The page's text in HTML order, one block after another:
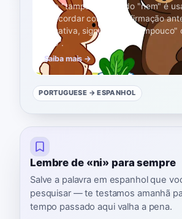
Use "tampoco" quando "nem" é
concordar com uma afirmação
negativa, significando "tampouco"
não".
Saiba mais →
PORTUGUESE → ESPANHOL
Lembre de «ni» para sempre
Salve a palavra em espanhol que
pesquisar — te testamos amanhã
tempo passado aqui valha a pena.